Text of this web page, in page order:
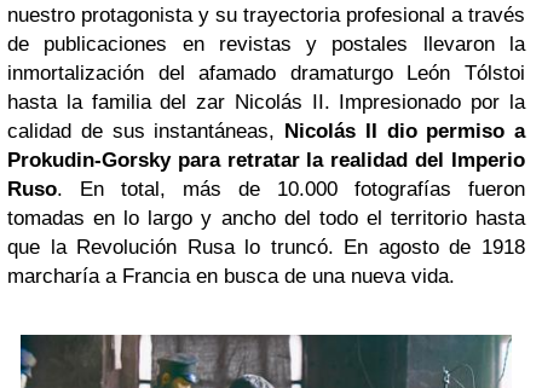
nuestro protagonista y su trayectoria profesional a través
de publicaciones en revistas y postales llevaron la
inmortalización del afamado dramaturgo León Tólstoi
hasta la familia del zar Nicolás II. Impresionado por la
calidad de sus instantáneas, Nicolás II dio permiso a
Prokudin-Gorsky para retratar la realidad del Imperio
Ruso. En total, más de 10.000 fotografías fueron
tomadas en lo largo y ancho del todo el territorio hasta
que la Revolución Rusa lo truncó. En agosto de 1918
marcharía a Francia en busca de una nueva vida.